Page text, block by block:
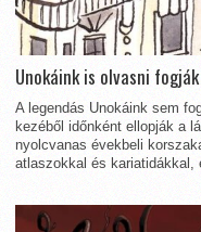
Unokáink is olvasni
A legendás Unokáink sem
kezéből időnként ellopják a
nyolcvanas évekbeli
atlaszokkal és kariatidákkal,